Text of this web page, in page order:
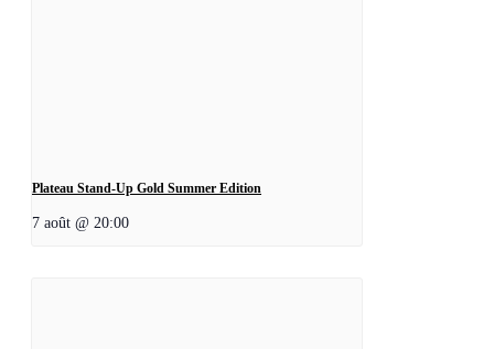
Plateau Stand-Up Gold Summer Edition
7 août @ 20:00